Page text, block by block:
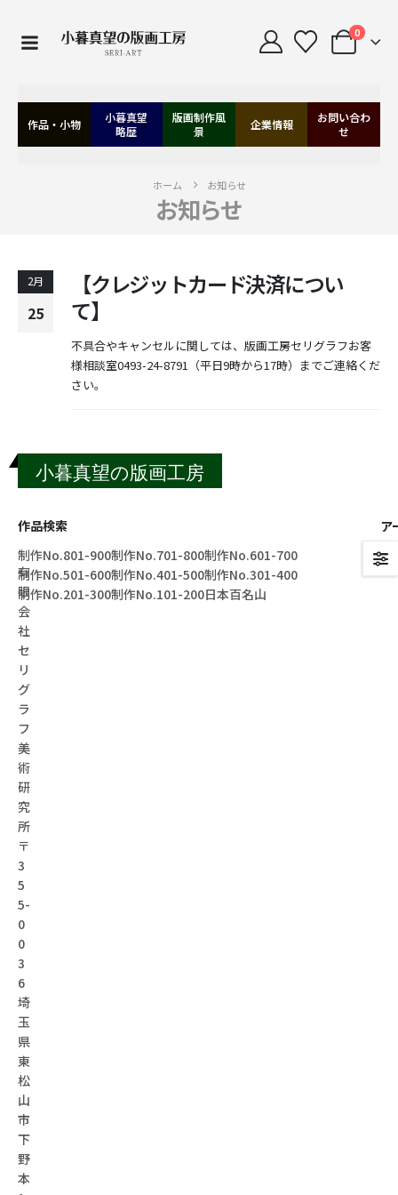
0
作品・小物
小暮真望
略歴
版画制作風
景
企業情報
お問い合わ
せ
ホーム お知らせ
お知らせ
2月
25
【クレジットカード決済につい
て】
不具合やキャンセルに関しては、版画工房セリグラフお客
様相談室0493-24-8791（平日9時から17時）までご連絡くだ
さい。
小暮真望の版画工房
有
限
会
社
セ
リ
グ
ラ
フ
美
術
研
究
所
〒
3
5
5-
0
0
3
6
埼
玉
県
東
松
山
市
下
野
本
作品検索
制作No.801-900制作No.701-800制作No.601-700
制作No.501-600制作No.401-500制作No.301-400
制作No.201-300制作No.101-200日本百名山
ア
作